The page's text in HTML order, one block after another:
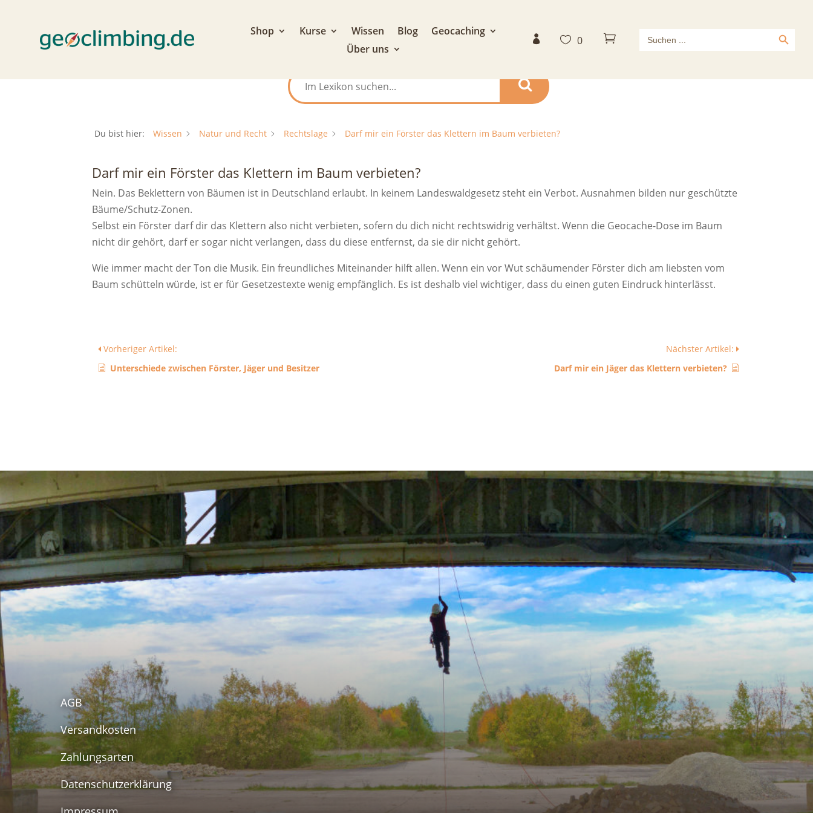
Shop Kurse Wissen Blog
Geocaching
Über uns
  0  Search
for:
Search Button
Du bist hier: Wissen Natur und Recht Rechtslage Darf mir ein Förster das Klettern im Baum verbieten?
Darf mir ein Förster das Klettern im Baum verbieten?
Nein. Das Beklettern von Bäumen ist in Deutschland erlaubt. In keinem Landeswaldgesetz steht ein Verbot. Ausnahmen bilden nur geschützte
Bäume/Schutz-Zonen.
Selbst ein Förster darf dir das Klettern also nicht verbieten, sofern du dich nicht rechtswidrig verhältst. Wenn die Geocache-Dose im Baum
nicht dir gehört, darf er sogar nicht verlangen, dass du diese entfernst, da sie dir nicht gehört.
Wie immer macht der Ton die Musik. Ein freundliches Miteinander hilft allen. Wenn ein vor Wut schäumender Förster dich am liebsten vom
Baum schütteln würde, ist er für Gesetzestexte wenig empfänglich. Es ist deshalb viel wichtiger, dass du einen guten Eindruck hinterlässt.
Vorheriger Artikel:
Unterschiede zwischen Förster, Jäger und Besitzer
Nächster Artikel:
Darf mir ein Jäger das Klettern verbieten?
AGB
Versandkosten
Zahlungsarten
Datenschutzerklärung